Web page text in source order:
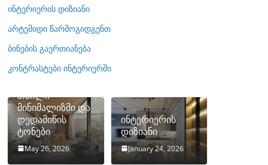
რ
ბ
ი
ინტერიერის დიზიანი
არტემიდი წარმოგიდგენთ
ბინების გაერთიანება
კონტრასტები ინტერიერში
თბილი
მინიმალიზმი და
დედამიწის
ტონები
May 26, 2026
ინტერიერის
დიზიანი
January 24, 2026